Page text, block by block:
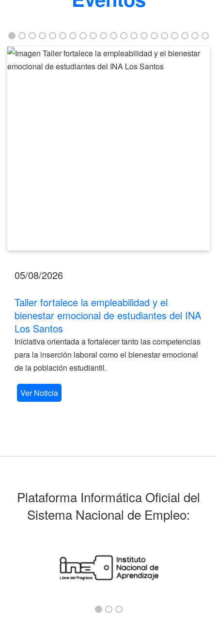
Taller
fortalece
05/08/2026
Taller fortalece la empleabilidad y el
bienestar emocional de estudiantes del INA
Los Santos
Iniciativa orientada a fortalecer tanto las competencias
para la inserción laboral como el bienestar emocional
de la población estudiantil.
Ver Noticia
Plataforma Informática Oficial del
Sistema Nacional de Empleo: